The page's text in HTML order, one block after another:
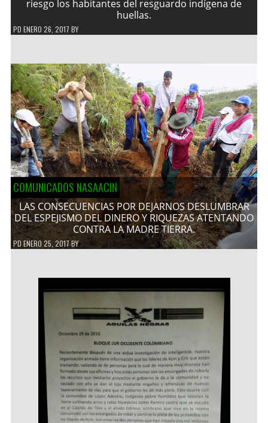
riesgo los habitantes del resguardo indígena de
huellas.
PD ENERO 26, 2017 BY
COMUNICADOS NASAACIN
LAS CONSECUENCIAS POR DEJARNOS DESLUMBRAR
DEL ESPEJISMO DEL DINERO Y RIQUEZAS ATENTANDO
CONTRA LA MADRE TIERRA.
PDENERO 25, 2017BY